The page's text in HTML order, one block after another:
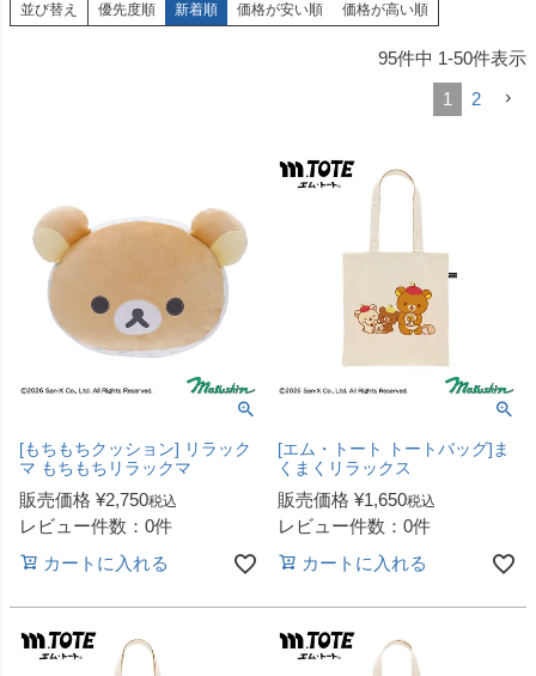
並び替え 優先度順 新着順 価格が安い順 価格が高い順
95件中 1-50件表示
1
2
[もちもちクッション] リラック
マ もちもちリラックマ
販売価格 ¥2,750税込
レビュー件数：0件
カートに入れる
[エム・トート トートバッグ]ま
くまくリラックス
販売価格 ¥1,650税込
レビュー件数：0件
カートに入れる